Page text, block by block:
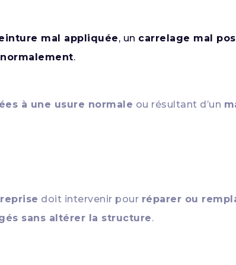
mal appliquée, un carrelage mal
.
à une usure normale ou résultant d’un
doit intervenir pour réparer ou
sans altérer la structure.